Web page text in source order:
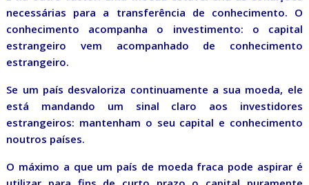
necessárias para a transferência de conhecimento. O
conhecimento acompanha o investimento: o capital
estrangeiro vem acompanhado de conhecimento
estrangeiro.
Se um país desvaloriza continuamente a sua moeda, ele
está mandando um sinal claro aos investidores
estrangeiros: mantenham o seu capital e conhecimento
noutros países.
O máximo a que um país de moeda fraca pode aspirar é